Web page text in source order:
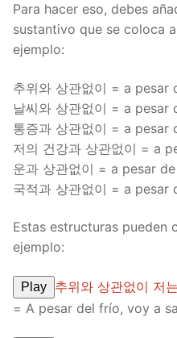
Para hacer eso, debes
sustantivo que se coloca
ejemplo:
추위와 상관없이 = a pesar
날씨와 상관없이 = a pesar
통증과 상관없이 = a pesar
저의 건강과 상관없이 = a
운과 상관없이 = a pesar
국적과 상관없이 = a pesar
Estas estructuras pueden
ejemplo:
Play
추위와 상관없이 저
= A pesar del frío, voy a